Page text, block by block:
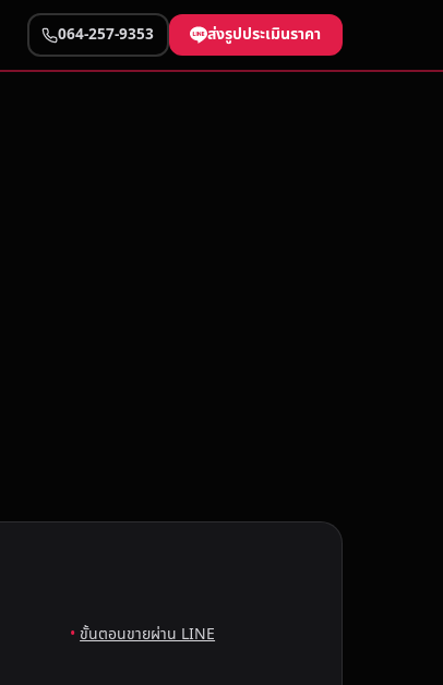
064-257-9353 ส่งรูปประเมินราคา
ขั้นตอนขายผ่าน LINE